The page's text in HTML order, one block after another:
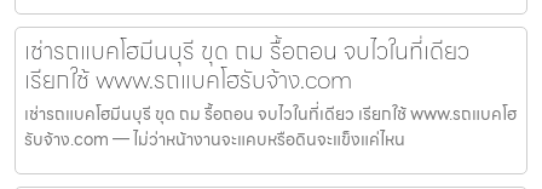
เช่ารถแบคโฮมีนบุรี ขุด ถม รื้อถอน จบไวในที่เดียว
เรียกใช้ www.รถแบคโฮรับจ้าง.com
เช่ารถแบคโฮมีนบุรี ขุด ถม รื้อถอน จบไวในที่เดียว เรียกใช้ www.รถแบคโฮ
รับจ้าง.com — ไม่ว่าหน้างานจะแคบหรือดินจะแข็งแค่ไหน